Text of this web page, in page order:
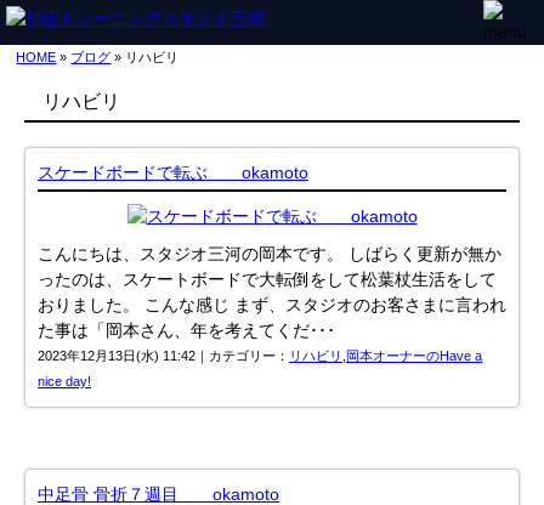
HOME » ブログ » リハビリ
リハビリ
スケードボードで転ぶ okamoto
こんにちは、スタジオ三河の岡本です。 しばらく更新が無か
ったのは、スケートボードで大転倒をして松葉杖生活をして
おりました。 こんな感じ まず、スタジオのお客さまに言われ
た事は「岡本さん、年を考えてくだ･･･
2023年12月13日(水) 11:42｜カテゴリー： リハビリ 岡本オーナーのHave a
nice day!
中足骨 骨折７週目 okamoto